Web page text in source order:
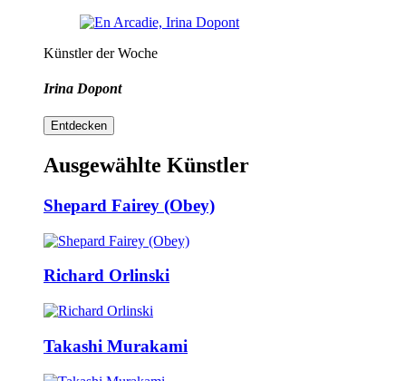
Künstler der Woche
Irina Dopont
Entdecken
Ausgewählte Künstler
Shepard Fairey (Obey)
Richard Orlinski
Takashi Murakami